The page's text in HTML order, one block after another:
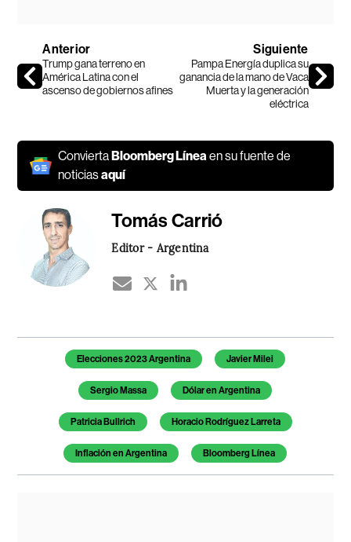
Anterior
Trump gana terreno en
América Latina con el
ascenso de gobiernos afines
Siguiente
Pampa Energía duplica su
ganancia de la mano de Vaca
Muerta y la generación
eléctrica
ConviertaBloomberg Líneaen su fuente de
noticiasaquí
Tomás Carrió
Editor - Argentina
Temas de este artículo
Elecciones 2023 Argentina Javier Milei
Sergio Massa Dólar en Argentina
Patricia Bullrich Horacio Rodríguez Larreta
Inflación en Argentina Bloomberg Línea